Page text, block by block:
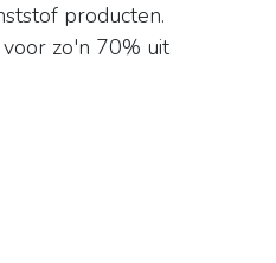
producten.
zo'n 70% uit